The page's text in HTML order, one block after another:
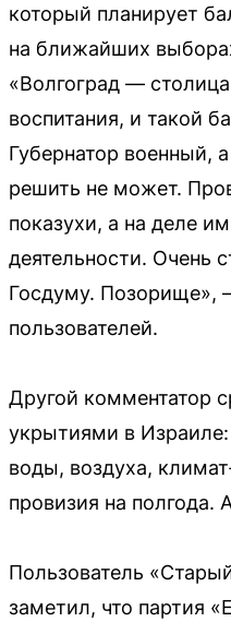
который планирует
на ближайших
«Волгоград —
воспитания, и такой
Губернатор военный,
решить не может.
показухи, а на деле
деятельности. Очень
Госдуму. Позорище»,
пользователей.
Другой комментатор
укрытиями в
воды, воздуха,
провизия на полгода.
Пользователь
заметил, что партия